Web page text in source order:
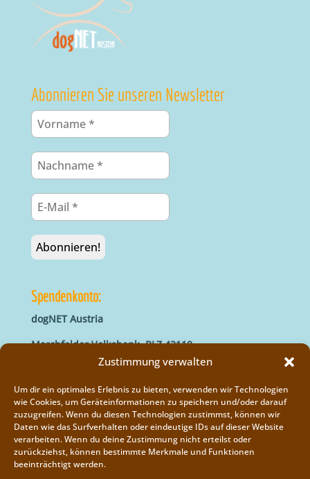
Zustimmung verwalten
Um dir ein optimales Erlebnis zu bieten, verwenden wir Technologien
wie Cookies, um Geräteinformationen zu speichern und/oder darauf
zuzugreifen. Wenn du diesen Technologien zustimmst, können wir
Daten wie das Surfverhalten oder eindeutige IDs auf dieser Website
verarbeiten. Wenn du deine Zustimmung nicht erteilst oder
zurückziehst, können bestimmte Merkmale und Funktionen
beeinträchtigt werden.
Abonnieren Sie unseren Newsletter
Spendenkonto:
dogNET Austria
Marchfelder Volksbank, BLZ 42110
IBAN: AT66 4211 0421 5000 0000